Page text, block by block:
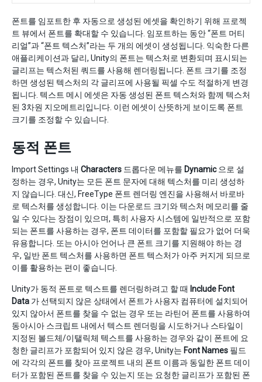
폰트를 임포트한 후 자동으로 생성된 에셋을 확인하기 위해 프로젝
트 뷰에서 폰트를 확대할 수 있습니다. 임포트하는 동안 “폰트 머티
리얼”과 “폰트 텍스처”라는 두 개의 에셋이 생성됩니다. 익숙한 다른
애플리케이션과 달리, Unity의 폰트는 텍스처로 변환되며 표시되는
글리프는 텍스처된 쿼드를 사용해 렌더링됩니다. 폰트 크기를 조정
하면 생성된 텍스처의 각 글리프에 사용될 픽셀 수도 적절하게 변경
됩니다. 텍스트 메시 에셋은 자동 생성된 폰트 텍스처와 함께 텍스처
된 3차원 지오메트리입니다. 이런 에셋이 산뜻하게 보이도록 폰트
크기를 조정할 수 있습니다.
동적 폰트
Import Settings 내 Characters 드롭다운 메뉴를 Dynamic으로 설
정하는 경우, Unity는 모든 폰트 문자에 대해 텍스처를 미리 생성하
지 않습니다. 대신, FreeType 폰트 렌더링 엔진을 사용해서 바로바
로 텍스처를 생성합니다. 이는 다운로드 크기와 텍스처 메모리를 줄
일 수 있다는 장점이 있으며, 특히 사용자 시스템에 일반적으로 포함
되는 폰트를 사용하는 경우, 폰트 데이터를 포함할 필요가 없어 더욱
유용합니다. 또는 아시아 언어나 큰 폰트 크기를 지원해야 하는 경
우, 일반 폰트 텍스처를 사용하면 폰트 텍스처가 아주 커지게 되므로
이를 활용하는 편이 좋습니다.
Unity가 동적 폰트로 텍스트를 렌더링하려고 할 때 Include Font
Data 가 선택되지 않은 상태에서 폰트가 사용자 컴퓨터에 설치되어
있지 않아서 폰트를 찾을 수 없는 경우 또는 라틴어 폰트를 사용하여
동아시아 스크립트 내에서 텍스트 렌더링을 시도하거나 스타일이
지정된 볼드체/이탤릭체 텍스트를 사용하는 경우와 같이 폰트에 요
청한 글리프가 포함되어 있지 않은 경우, Unity는 Font Names 필드
에 각각의 폰트를 찾아 프로젝트 내의 폰트 이름과 동일한 폰트 데이
터가 포함된 폰트를 찾을 수 있는지 또는 요청한 글리프가 포함된 폰